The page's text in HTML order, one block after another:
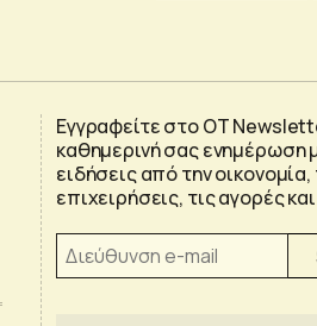
Εγγραφείτε στο OT
καθημερινή σας ενημέρωση
ειδήσεις από την οικονομία,
επιχειρήσεις, τις αγορές